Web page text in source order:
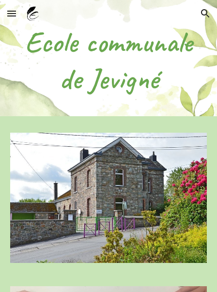
Skip to main content Skip to navigation
Ecole communale
de Jevigné